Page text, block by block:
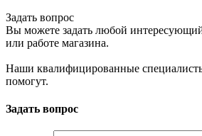
Задать вопрос
Вы можете задать любой
или работе магазина.
Наши квалифицированные
помогут.
Задать вопрос